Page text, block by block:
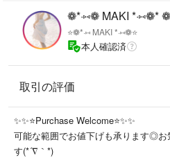
格上げします✨
都会的な装いにも、ナチュラルなコーデ
歩くたびに、あなたの美意識が香る。
❁*·⑅❁ MAKI *·⑅❁*
⭐️❁*·⑅ MAKI *·⑅❁⭐️
本人確認済
取引の評価
✨✨⭐️Purchase Welcome⭐️✨✨
可能な範囲でお値下げも承ります◎お
す(*´∇｀*)